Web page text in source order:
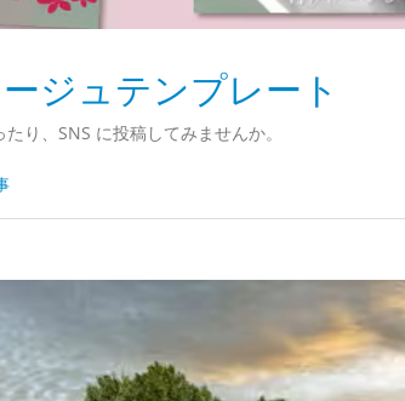
ジュテンプレート
り、SNS に投稿してみませんか。